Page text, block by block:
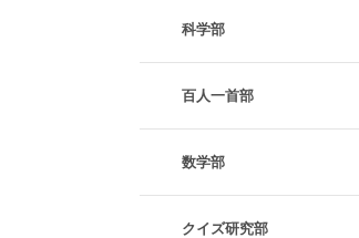
科学部
百人一首部
数学部
クイズ研究部